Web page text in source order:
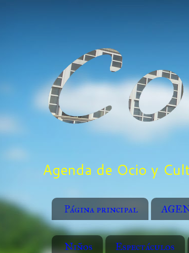
Agenda de Ocio y
Página principal
Niños Espectáculos